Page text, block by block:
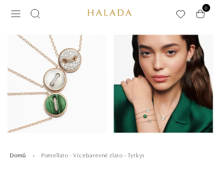
0
Domů Pomellato - Vícebarevné zlato - Tyrkys